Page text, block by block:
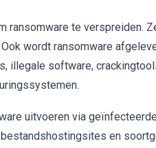
ransomware te verspreiden.
wordt ransomware
illegale software,
uitvoeren via
en